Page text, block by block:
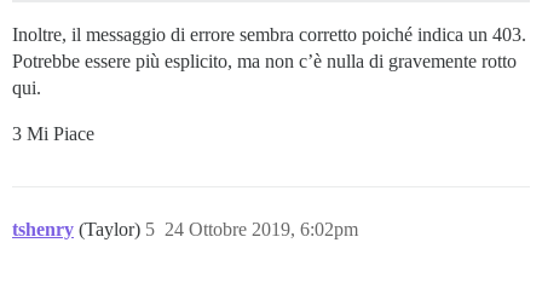
Inoltre, il messaggio di errore sembra corretto poiché indica un 403.
Potrebbe essere più esplicito, ma non c’è nulla di gravemente rotto
qui.
3 Mi Piace
tshenry (Taylor) 24 Ottobre 2019, 6:02pm
5